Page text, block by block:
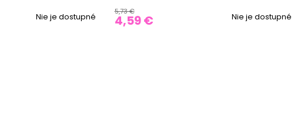
Nie je dostupné
5,73 €
4,59 € Nie je dostupné